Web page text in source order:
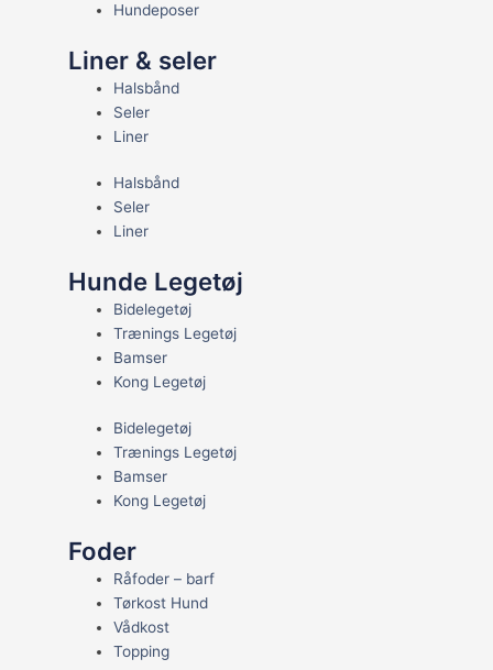
Hundeposer
Liner & seler
Halsbånd
Seler
Liner
Halsbånd
Seler
Liner
Hunde Legetøj
Bidelegetøj
Trænings Legetøj
Bamser
Kong Legetøj
Bidelegetøj
Trænings Legetøj
Bamser
Kong Legetøj
Foder
Råfoder – barf
Tørkost Hund
Vådkost
Topping